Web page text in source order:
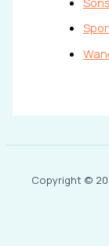
Copyright ©